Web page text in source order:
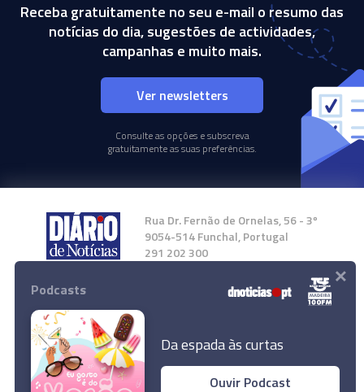
Receba gratuitamente no seu e-mail o resumo das
notícias do dia, sugestões de actividades,
campanhas e muito mais.
Ver newsletters
Consulte as opções e subscreva
gratuitamente as suas preferências.
Rua Dr. Fernão de Ornelas, 56 - 3º
9054-514 Funchal, Portugal
291 202 300
Instale a nossa App
Podcasts
Da espada às curtas
Ouvir Podcast
×